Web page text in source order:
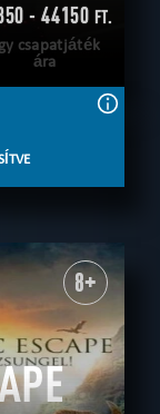
- 44150 FT.
csapatjáték
ára
8+